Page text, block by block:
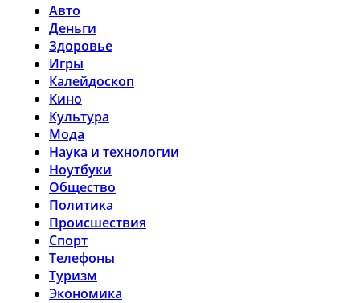
Авто
Деньги
Здоровье
Игры
Калейдоскоп
Кино
Культура
Мода
Наука и технологии
Ноутбуки
Общество
Политика
Происшествия
Спорт
Телефоны
Туризм
Экономика